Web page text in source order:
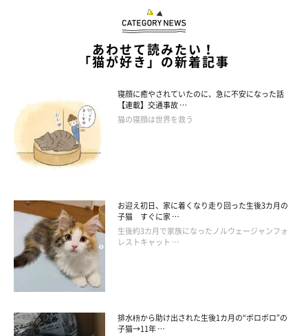
「キラキラの 瞳に負けて またおやつ」
あわせて読みたい！
「猫が好き」の新着記事
寝顔に癒やされていたのに、急に不安になった話
【連載】交通事故 …
猫の寝顔は世界を救う
お迎え初日、家に着くなり走り回った生後3カ月の
子猫 すぐに家 …
生後約3カ月で家族になったノルウェージャンフォ
レストキャット …
排水枡から助け出された生後1カ月の“ボロボロ”の
子猫→11年 …